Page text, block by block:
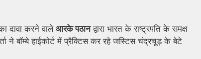
दावा करने वालेआरके पठानद्वारा भारत के राष्ट्रपति के समक्ष
ने बॉम्बे हाईकोर्ट में प्रैक्टिस कर रहे जस्टिस चंद्रचूड़ के बेटे